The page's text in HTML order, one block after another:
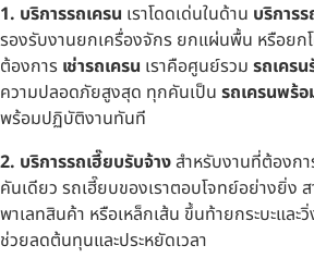
1. บริการรถเครน เราโดดเด่นในด้าน บริการ
รองรับงานยกเครื่องจักร ยกแผ่นพื้น หรือยก
ต้องการ เช่ารถเครน เราคือศูนย์รวม รถเคร
ความปลอดภัยสูงสุด ทุกคันเป็น รถเครนพร้
พร้อมปฏิบัติงานทันที
2. บริการรถเฮี๊ยบรับจ้างสำหรับงานที่ต้องก
คันเดียว รถเฮี๊ยบของเราตอบโจทย์อย่างยิ่ง
พาเลทสินค้า หรือเหล็กเส้น ขึ้นท้ายกระบะแล
ช่วยลดต้นทุนและประหยัดเวลา